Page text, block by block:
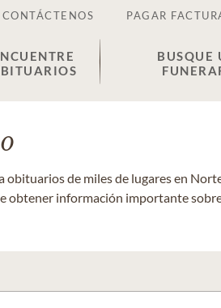
CONTÁCTENOS PAGAR
BUSQUE
de miles de lugares en
obtener información importante